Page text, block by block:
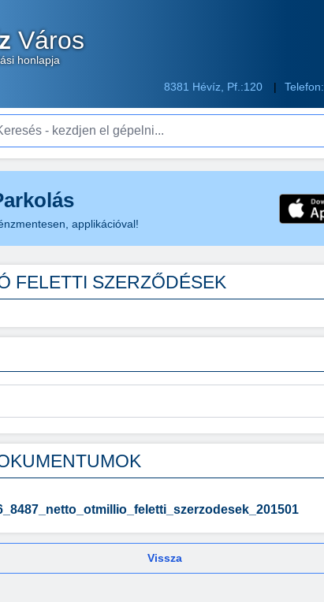
Város
honlapja
8381 Hévíz, Pf.:120
Telefon:
- kezdjen el gépelni...
applikációval!
FELETTI SZERZŐDÉSEK
Vissza